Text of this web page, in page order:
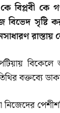
কে
বিভেদ সৃষ্টি
রাস্তায়
বক্তব্যে
নিজেদের